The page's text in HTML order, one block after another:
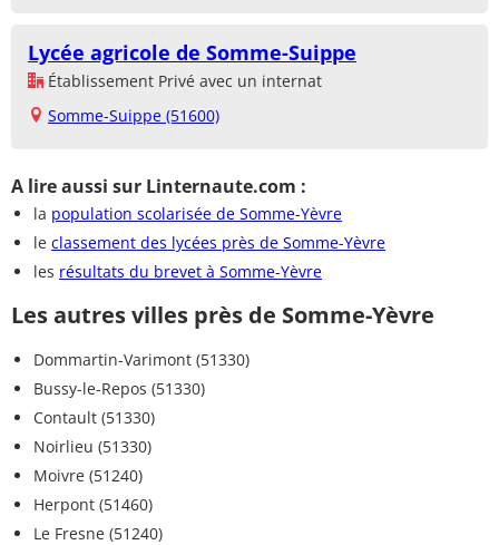
Lycée agricole de Somme-Suippe
Établissement Privé avec un internat
Somme-Suippe (51600)
A lire aussi sur Linternaute.com :
la population scolarisée de Somme-Yèvre
le classement des lycées près de Somme-Yèvre
les résultats du brevet à Somme-Yèvre
Les autres villes près de Somme-Yèvre
Dommartin-Varimont (51330)
Bussy-le-Repos (51330)
Contault (51330)
Noirlieu (51330)
Moivre (51240)
Herpont (51460)
Le Fresne (51240)